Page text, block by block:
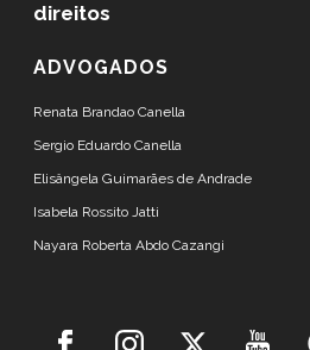
direitos
ADVOGADOS
Renata Brandao Canella
Sergio Eduardo Canella
Elisângela Guimarães de Andrade
Isabela Rossito Jatti
Nayara Roberta Abdo Cazangi